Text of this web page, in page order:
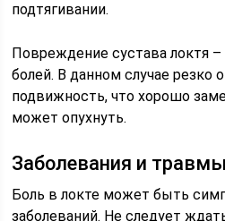
подтягивании.
Повреждение сустава локтя –
болей. В данном случае резко
подвижность, что хорошо
может опухнуть.
Заболевания и травмы
Боль в локте может быть
заболеваний. Не следует